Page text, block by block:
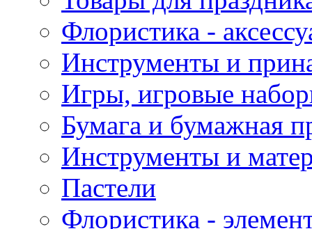
Флористика -
Инструменты и
Игры, игровые
Бумага и бумажная
Инструменты и
Пастели
Флористика -